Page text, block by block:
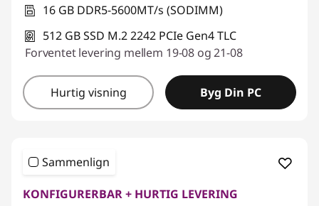
16 GB DDR5-5600MT/s (SODIMM)
512 GB SSD M.2 2242 PCIe Gen4 TLC
Forventet levering mellem 19-08 og 21-08
Hurtig visning Byg Din PC
Sammenlign
KONFIGURERBAR + HURTIG LEVERING